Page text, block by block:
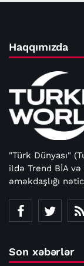
Haqqımızda
"Türk Dünyası"
ildə Trend BİA
əməkdaşlığı
Son xəbərlər